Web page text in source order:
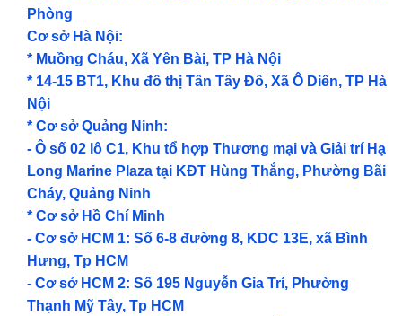
Phòng
Cơ sở Hà Nội:
* Muồng Cháu, Xã Yên Bài, TP Hà Nội
* 14-15 BT1, Khu đô thị Tân Tây Đô, Xã Ô Diên, TP Hà
Nội
* Cơ sở Quảng Ninh:
- Ô số 02 lô C1, Khu tổ hợp Thương mại và Giải trí Hạ
Long Marine Plaza tại KĐT Hùng Thắng, Phường Bãi
Cháy, Quảng Ninh
* Cơ sở Hồ Chí Minh
- Cơ sở HCM 1: Số 6-8 đường 8, KDC 13E, xã Bình
Hưng, Tp HCM
- Cơ sở HCM 2: Số 195 Nguyễn Gia Trí, Phường
Thạnh Mỹ Tây, Tp HCM